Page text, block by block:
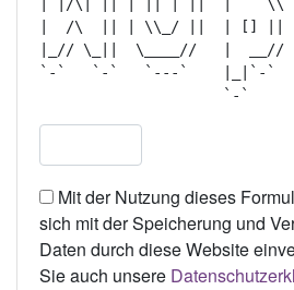
|  /\  || | \\_/ ||  | [] ||
|_// \_||  \____//   |  __//
`-`   `-`   `---`    |_|`-`
Mit der Nutzung dieses
sich mit der Speicherung und
Daten durch diese Website
Sie auch unsere